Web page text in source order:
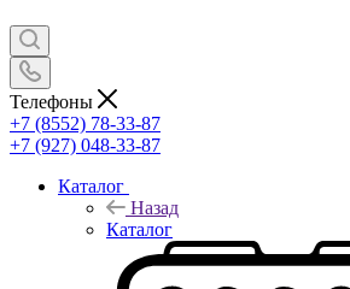
Телефоны
+7 (8552) 78-33-87
+7 (927) 048-33-87
Каталог
Назад
Каталог